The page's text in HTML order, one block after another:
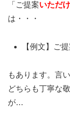
「ご提案いただ
は・・・
【例文】ご
もあります。言
どちらも丁寧な
が…